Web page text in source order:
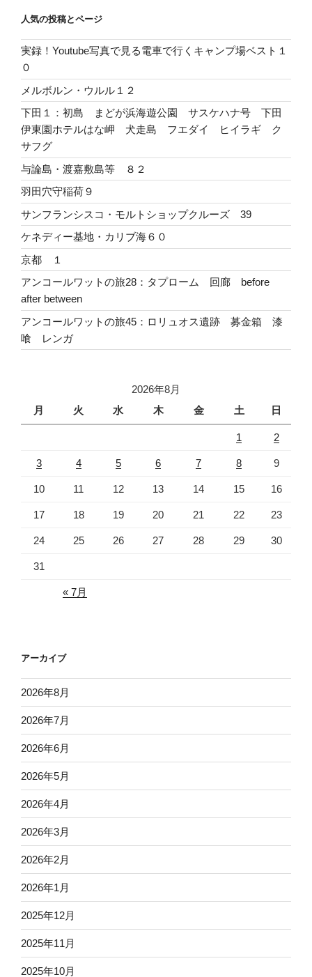
人気の投稿とページ
実録！Youtube写真で見る電車で行くキャンプ場ベスト１
０
メルボルン・ウルル１２
下田１：初島 まどが浜海遊公園 サスケハナ号 下田
伊東園ホテルはな岬 犬走島 フエダイ ヒイラギ ク
サフグ
与論島・渡嘉敷島等 ８２
羽田穴守稲荷９
サンフランシスコ・モルトショップクルーズ 39
ケネディー基地・カリブ海６０
京都 １
アンコールワットの旅28：タプローム 回廊 before
after between
アンコールワットの旅45：ロリュオス遺跡 募金箱 漆
喰 レンガ
2026年8月
月
火 水 木 金 土 日
1 2
3 4 5 6 7 8 9
10 11 12 13 14 15 16
17 18 19 20 21 22 23
24 25 26 27 28 29 30
31
« 7月
アーカイブ
2026年8月
2026年7月
2026年6月
2026年5月
2026年4月
2026年3月
2026年2月
2026年1月
2025年12月
2025年11月
2025年10月